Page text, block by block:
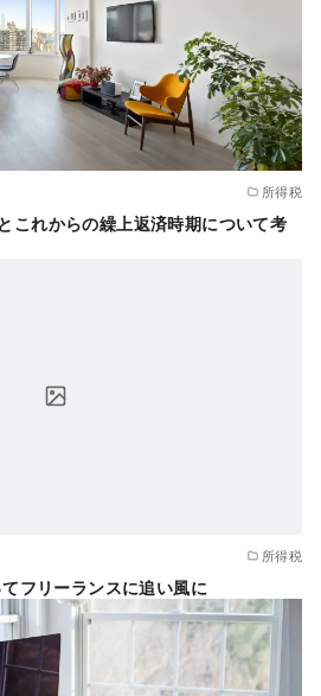
所得税
これからの繰上返済時期について考
所得税
フリーランスに追い風に